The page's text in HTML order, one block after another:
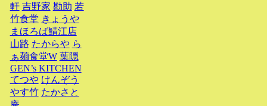
軒 吉野家 勘助 若
竹食堂 きょうや
まほろば鯖江店
山路 たからや ら
ぁ麺食堂W 葉隠
GEN’s KITCHEN
てつや けんぞう
やす竹 たかさと